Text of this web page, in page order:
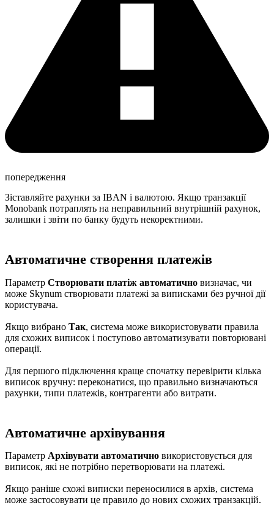
попередження
Зіставляйте рахунки за IBAN і валютою. Якщо транзакції
Monobank потраплять на неправильний внутрішній рахунок,
залишки і звіти по банку будуть некоректними.
Автоматичне створення платежів
Параметр Створювати платіж автоматично визначає, чи
може Skynum створювати платежі за виписками без ручної дії
користувача.
Якщо вибрано Так, система може використовувати правила
для схожих виписок і поступово автоматизувати повторювані
операції.
Для першого підключення краще спочатку перевірити кілька
виписок вручну: переконатися, що правильно визначаються
рахунки, типи платежів, контрагенти або витрати.
Автоматичне архівування
Параметр Архівувати автоматично використовується для
виписок, які не потрібно перетворювати на платежі.
Якщо раніше схожі виписки переносилися в архів, система
може застосовувати це правило до нових схожих транзакцій.